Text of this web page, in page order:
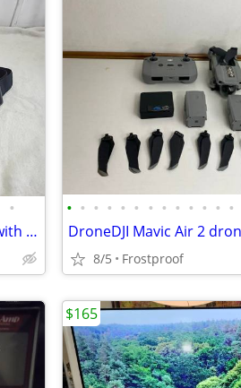
•
Go pro 360 camera and 8 black camera with accessories
• • • • • • • • • • • • •
DroneDJI Mavic Air 2
8/5 Frostproof
$165